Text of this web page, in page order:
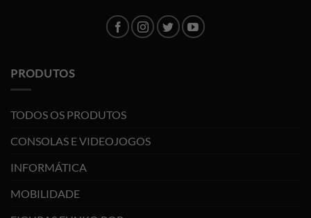
PRODUTOS
TODOS OS PRODUTOS
CONSOLAS E VIDEOJOGOS
INFORMÁTICA
MOBILIDADE